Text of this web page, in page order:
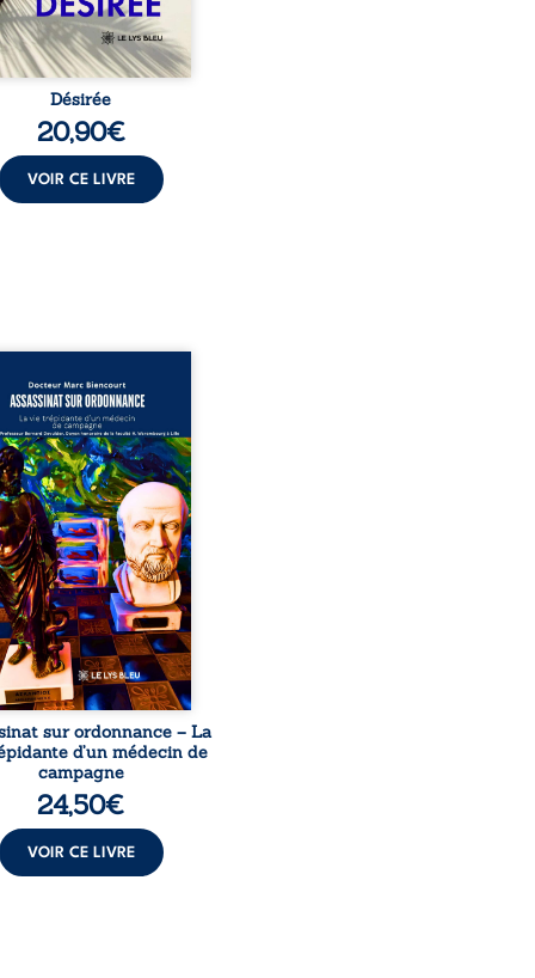
Désirée
20,90€
VOIR CE LIVRE
sur ordonnance –
trépidante d’un médecin
est la réédition
et actualisée du
du Docteur Marc
ancien médecin de
qui revient sur son
médical, syndical et
Depuis septembre
il raconte le long combat
conduit à être écarté du
médical, malgré une
de première instance
sur ordonnance – La
d’un médecin de
campagne
24,50€
VOIR CE LIVRE